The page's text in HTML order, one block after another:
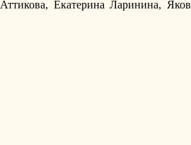
Екатерина Ларинина, Яков